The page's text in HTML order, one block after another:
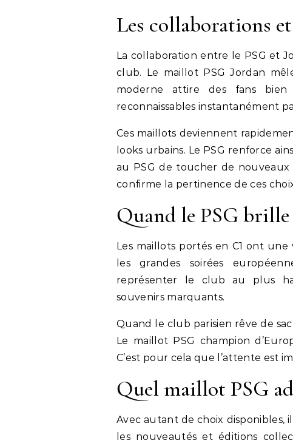
Les collaborations
La collaboration entre le PSG et
club. Le maillot PSG Jordan
moderne attire des fans
reconnaissables instantanément
Ces maillots deviennent
looks urbains. Le PSG renforce
au PSG de toucher de nouveaux
confirme la pertinence de ces
Quand le PSG brille
Les maillots portés en C1 ont
les grandes soirées
représenter le club au plus
souvenirs marquants.
Quand le club parisien rêve de
Le maillot PSG champion
C’est pour cela que l’attente est
Quel maillot PSG
Avec autant de choix disponibles,
les nouveautés et éditions